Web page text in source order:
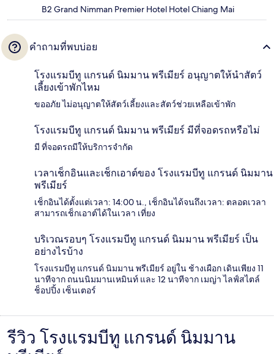
B2 Grand Nimman Premier Hotel Hotel Chiang Mai
คำถามที่พบบ่อย
โรงแรมบีทู แกรนด์ นิมมาน พรีเมียร์ อนุญาตให้นำสัตว์
เลี้ยงเข้าพักไหม
ขออภัย ไม่อนุญาตให้สัตว์เลี้ยงและสัตว์ช่วยเหลือเข้าพัก
โรงแรมบีทู แกรนด์ นิมมาน พรีเมียร์ มีที่จอดรถหรือไม่
มี ที่จอดรถมีให้บริการจำกัด
เวลาเช็กอินและเช็กเอาต์ของ โรงแรมบีทู แกรนด์ นิมมาน
พรีเมียร์
เช็กอินได้ตั้งแต่เวลา: 14:00 น., เช็กอินได้จนถึงเวลา: ตลอดเวลา
สามารถเช็กเอาต์ได้ในเวลา เที่ยง
บริเวณรอบๆ โรงแรมบีทู แกรนด์ นิมมาน พรีเมียร์ เป็น
อย่างไรบ้าง
โรงแรมบีทู แกรนด์ นิมมาน พรีเมียร์ อยู่ใน ช้างเผือก เดินเพียง 11
นาทีจาก ถนนนิมมานเหมินท์ และ 12 นาทีจาก เมญ่า ไลฟ์สไตล์
ช็อปปิ้ง เซ็นเตอร์
รีวิว
รีวิว โรงแรมบีทู แกรนด์ นิมมาน